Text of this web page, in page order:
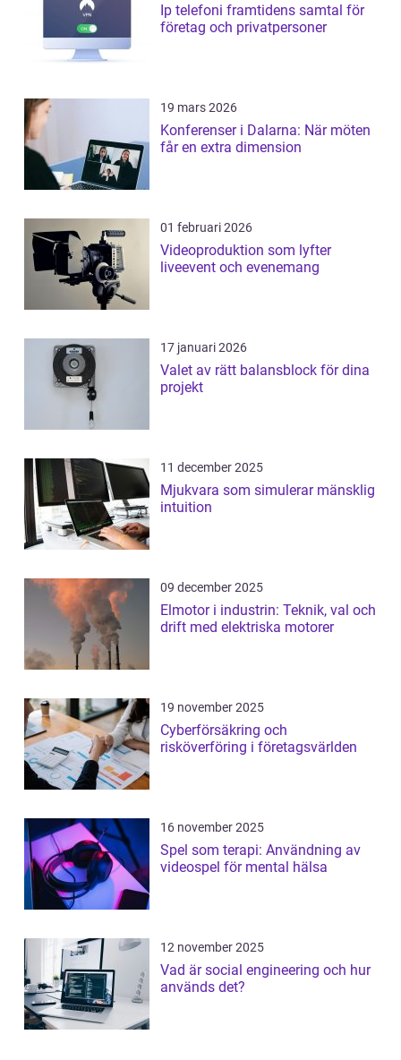
Ip telefoni framtidens samtal för
företag och privatpersoner
19 mars 2026
Konferenser i Dalarna: När möten
får en extra dimension
01 februari 2026
Videoproduktion som lyfter
liveevent och evenemang
17 januari 2026
Valet av rätt balansblock för dina
projekt
11 december 2025
Mjukvara som simulerar mänsklig
intuition
09 december 2025
Elmotor i industrin: Teknik, val och
drift med elektriska motorer
19 november 2025
Cyberförsäkring och
risköverföring i företagsvärlden
16 november 2025
Spel som terapi: Användning av
videospel för mental hälsa
12 november 2025
Vad är social engineering och hur
används det?